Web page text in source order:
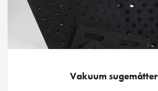
Vakuum sugemåtter